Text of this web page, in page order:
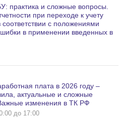
практика и сложные вопросы.
при переходе к учету
с положениями
в применении введенных в
плата в 2026 году –
актуальные и сложные
изменения в ТК РФ
до 17:00